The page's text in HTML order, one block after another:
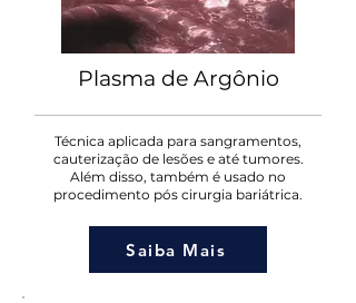
Plasma de Argônio
Técnica aplicada para sangramentos,
cauterização de lesões e até tumores.
Além disso, também é usado no
procedimento pós cirurgia bariátrica.
Saiba Mais